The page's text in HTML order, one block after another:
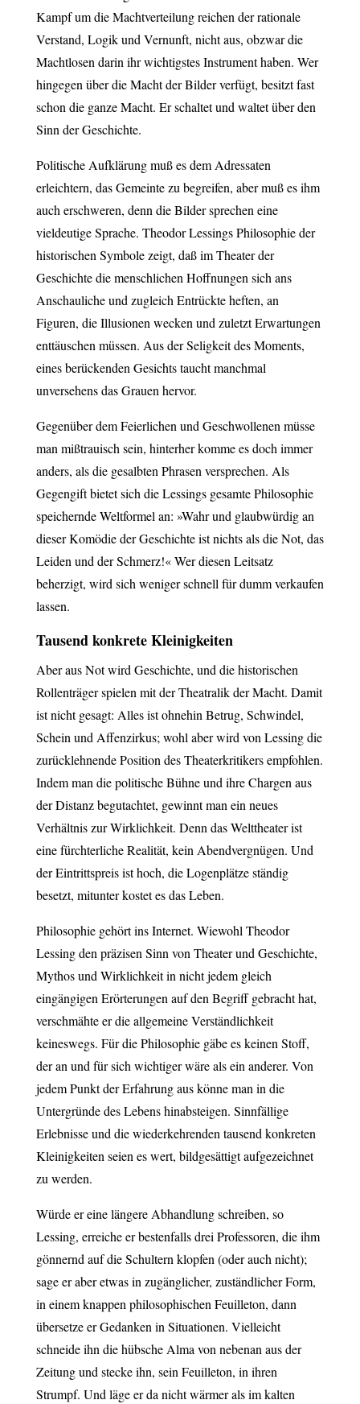
Kampf um die Machtverteilung reichen der rationale
Verstand, Logik und Vernunft, nicht aus, obzwar die
Machtlosen darin ihr wichtigstes Instrument haben. Wer
hingegen über die Macht der Bilder verfügt, besitzt fast
schon die ganze Macht. Er schaltet und waltet über den
Sinn der Geschichte.
Politische Aufklärung muß es dem Adressaten
erleichtern, das Gemeinte zu begreifen, aber muß es ihm
auch erschweren, denn die Bilder sprechen eine
vieldeutige Sprache. Theodor Lessings Philosophie der
historischen Symbole zeigt, daß im Theater der
Geschichte die menschlichen Hoffnungen sich ans
Anschauliche und zugleich Entrückte heften, an
Figuren, die Illusionen wecken und zuletzt Erwartungen
enttäuschen müssen. Aus der Seligkeit des Moments,
eines berückenden Gesichts taucht manchmal
unversehens das Grauen hervor.
Gegenüber dem Feierlichen und Geschwollenen müsse
man mißtrauisch sein, hinterher komme es doch immer
anders, als die gesalbten Phrasen versprechen. Als
Gegengift bietet sich die Lessings gesamte Philosophie
speichernde Weltformel an: »Wahr und glaubwürdig an
dieser Komödie der Geschichte ist nichts als die Not, das
Leiden und der Schmerz!« Wer diesen Leitsatz
beherzigt, wird sich weniger schnell für dumm verkaufen
lassen.
Tausend konkrete Kleinigkeiten
Aber aus Not wird Geschichte, und die historischen
Rollenträger spielen mit der Theatralik der Macht. Damit
ist nicht gesagt: Alles ist ohnehin Betrug, Schwindel,
Schein und Affenzirkus; wohl aber wird von Lessing die
zurücklehnende Position des Theaterkritikers empfohlen.
Indem man die politische Bühne und ihre Chargen aus
der Distanz begutachtet, gewinnt man ein neues
Verhältnis zur Wirklichkeit. Denn das Welttheater ist
eine fürchterliche Realität, kein Abendvergnügen. Und
der Eintrittspreis ist hoch, die Logenplätze ständig
besetzt, mitunter kostet es das Leben.
Philosophie gehört ins Internet. Wiewohl Theodor
Lessing den präzisen Sinn von Theater und Geschichte,
Mythos und Wirklichkeit in nicht jedem gleich
eingängigen Erörterungen auf den Begriff gebracht hat,
verschmähte er die allgemeine Verständlichkeit
keineswegs. Für die Philosophie gäbe es keinen Stoff,
der an und für sich wichtiger wäre als ein anderer. Von
jedem Punkt der Erfahrung aus könne man in die
Untergründe des Lebens hinabsteigen. Sinnfällige
Erlebnisse und die wiederkehrenden tausend konkreten
Kleinigkeiten seien es wert, bildgesättigt aufgezeichnet
zu werden.
Würde er eine längere Abhandlung schreiben, so
Lessing, erreiche er bestenfalls drei Professoren, die ihm
gönnernd auf die Schultern klopfen (oder auch nicht);
sage er aber etwas in zugänglicher, zuständlicher Form,
in einem knappen philosophischen Feuilleton, dann
übersetze er Gedanken in Situationen. Vielleicht
schneide ihn die hübsche Alma von nebenan aus der
Zeitung und stecke ihn, sein Feuilleton, in ihren
Strumpf. Und läge er da nicht wärmer als im kalten